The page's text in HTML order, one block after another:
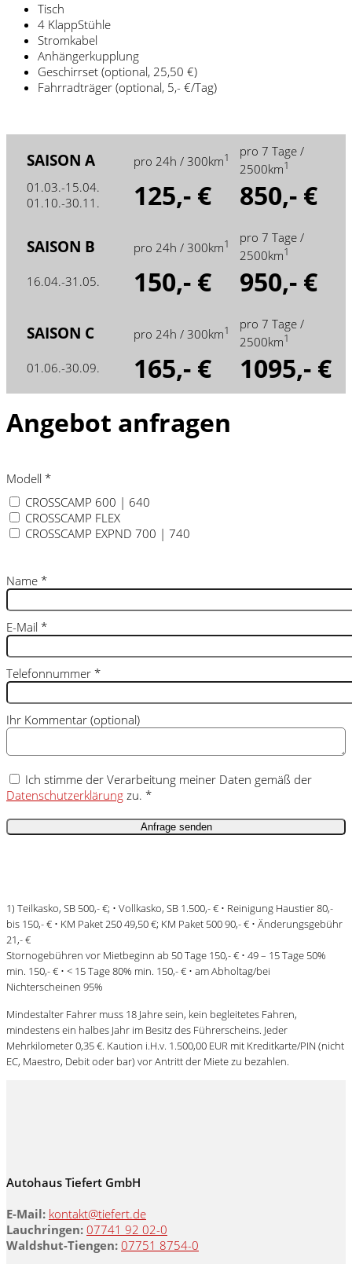
Tisch
4 KlappStühle
Stromkabel
Anhängerkupplung
Geschirrset (optional, 25,50 €)
Fahrradträger (optional, 5,- €/Tag)
SAISON A pro 24h / 300km1
pro 7 Tage /
2500km1
01.03.-15.04.
01.10.-30.11.
125,- € 850,- €
SAISON B pro 24h / 300km1
pro 7 Tage /
2500km1
16.04.-31.05. 150,- € 950,- €
SAISON C pro 24h / 300km1
pro 7 Tage /
2500km1
01.06.-30.09. 165,- €
1095,- €
Angebot anfragen
Modell *
CROSSCAMP 600 | 640
CROSSCAMP FLEX
CROSSCAMP EXPND 700 | 740
Name *
E-Mail *
Telefonnummer *
Ihr Kommentar (optional)
Ich stimme der Verarbeitung meiner Daten gemäß der
Datenschutzerklärung zu. *
1) Teilkasko, SB 500,- €; • Vollkasko, SB 1.500,- € • Reinigung Haustier 80,-
bis 150,- € • KM Paket 250 49,50 €; KM Paket 500 90,- € • Änderungsgebühr
21,- €
Stornogebühren vor Mietbeginn ab 50 Tage 150,- € • 49 – 15 Tage 50%
min. 150,- € • < 15 Tage 80% min. 150,- € • am Abholtag/bei
Nichterscheinen 95%
Mindestalter Fahrer muss 18 Jahre sein, kein begleitetes Fahren,
mindestens ein halbes Jahr im Besitz des Führerscheins. Jeder
Mehrkilometer 0,35 €. Kaution i.H.v. 1.500,00 EUR mit Kreditkarte/PIN (nicht
EC, Maestro, Debit oder bar) vor Antritt der Miete zu bezahlen.
Autohaus Tiefert GmbH
E-Mail: kontakt@tiefert.de
Lauchringen: 07741 92 02-0
Waldshut-Tiengen: 07751 8754-0